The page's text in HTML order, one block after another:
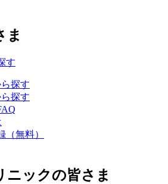
ま
す
探す
探す
（無料）
ニックの皆さま